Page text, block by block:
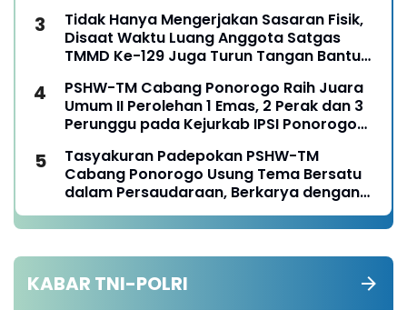
Tidak Hanya Mengerjakan Sasaran Fisik,
Disaat Waktu Luang Anggota Satgas
TMMD Ke-129 Juga Turun Tangan Bantu
PSHW-TM Cabang Ponorogo Raih Juara
Umum II Perolehan 1 Emas, 2 Perak dan 3
Perunggu pada Kejurkab IPSI Ponorogo
Tasyakuran Padepokan PSHW-TM
Cabang Ponorogo Usung Tema Bersatu
dalam Persaudaraan, Berkarya dengan
Keikhlasan dan Mengabdi dengan
Tanggungjawab
KABAR TNI-POLRI